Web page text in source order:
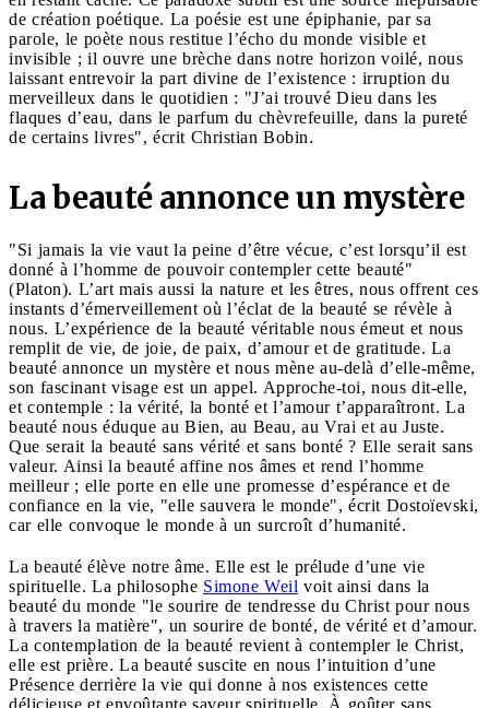
de création poétique. La poésie est une épiphanie, par sa
parole, le poète nous restitue l’écho du monde visible et
invisible ; il ouvre une brèche dans notre horizon voilé, nous
laissant entrevoir la part divine de l’existence : irruption du
merveilleux dans le quotidien : "J’ai trouvé Dieu dans les
flaques d’eau, dans le parfum du chèvrefeuille, dans la pureté
de certains livres", écrit Christian Bobin.
La beauté annonce un mystère
"Si jamais la vie vaut la peine d’être vécue, c’est lorsqu’il est
donné à l’homme de pouvoir contempler cette beauté"
(Platon). L’art mais aussi la nature et les êtres, nous offrent ces
instants d’émerveillement où l’éclat de la beauté se révèle à
nous. L’expérience de la beauté véritable nous émeut et nous
remplit de vie, de joie, de paix, d’amour et de gratitude. La
beauté annonce un mystère et nous mène au-delà d’elle-même,
son fascinant visage est un appel. Approche‐toi, nous dit‐elle,
et contemple : la vérité, la bonté et l’amour t’apparaîtront. La
beauté nous éduque au Bien, au Beau, au Vrai et au Juste.
Que serait la beauté sans vérité et sans bonté ? Elle serait sans
valeur. Ainsi la beauté affine nos âmes et rend l’homme
meilleur ; elle porte en elle une promesse d’espérance et de
confiance en la vie, "elle sauvera le monde", écrit Dostoïevski,
car elle convoque le monde à un surcroît d’humanité.
La beauté élève notre âme. Elle est le prélude d’une vie
spirituelle. La philosophe Simone Weil voit ainsi dans la
beauté du monde "le sourire de tendresse du Christ pour nous
à travers la matière", un sourire de bonté, de vérité et d’amour.
La contemplation de la beauté revient à contempler le Christ,
elle est prière. La beauté suscite en nous l’intuition d’une
Présence derrière la vie qui donne à nos existences cette
délicieuse et envoûtante saveur spirituelle. À goûter sans